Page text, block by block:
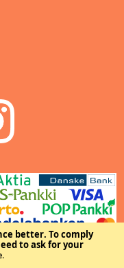
better. To comply
to ask for your
.